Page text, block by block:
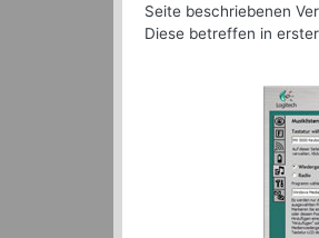
Seite beschriebenen
Diese betreffen in